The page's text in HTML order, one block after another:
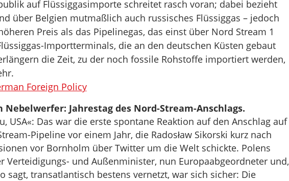
auf Flüssiggasimporte schreitet rasch voran; dabei bezieht
über Belgien mutmaßlich auch russisches Flüssiggas – jedoch
Preis als das Pipelinegas, das einst über Nord Stream 1
Importterminals, die an den deutschen Küsten gebaut
die Zeit, zu der noch fossile Rohstoffe importiert werden,
Foreign Policy
Nebelwerfer: Jahrestag des Nord-Stream-Anschlags.
USA«: Das war die erste spontane Reaktion auf den Anschlag auf
Pipeline vor einem Jahr, die Radosław Sikorski kurz nach
vor Bornholm über Twitter um die Welt schickte. Polens
Verteidigungs- und Außenminister, nun Europaabgeordneter und,
sagt, transatlantisch bestens vernetzt, war sich sicher: Die